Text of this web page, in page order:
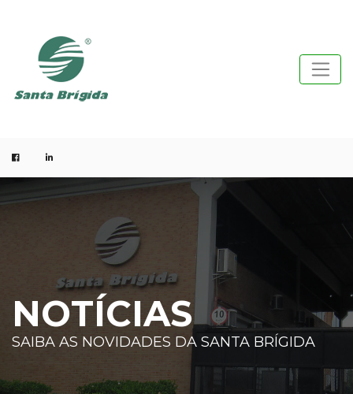
NOTÍCIAS
SAIBA AS NOVIDADES DA SANTA BRÍGIDA